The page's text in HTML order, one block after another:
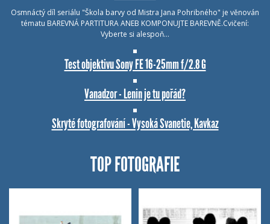
Osmnáctý díl seriálu "Škola barvy od Mistra Jana Pohribného" je věnován
tématu BAREVNÁ PARTITURA ANEB KOMPONUJTE BAREVNĚ.Cvičení:
Vyberte si alespoň…
Test objektivu Sony FE 16-25mm f/2.8 G
Vanadzor - Lenin je tu pořád?
Skryté fotografování - Vysoká Svanetie, Kavkaz
TOP FOTOGRAFIE